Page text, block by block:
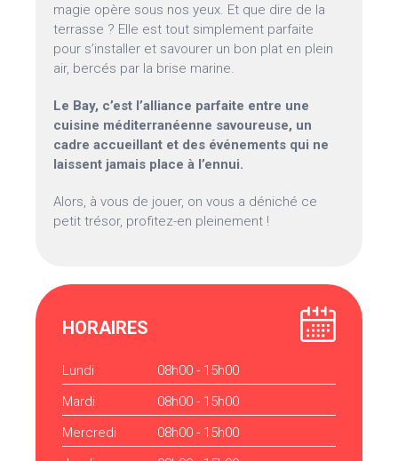
magie opère sous nos yeux. Et que dire de la
terrasse ? Elle est tout simplement parfaite
pour s’installer et savourer un bon plat en plein
air, bercés par la brise marine.
Le Bay, c’est l’alliance parfaite entre une
cuisine méditerranéenne savoureuse, un
cadre accueillant et des événements qui ne
laissent jamais place à l’ennui.
Alors, à vous de jouer, on vous a déniché ce
petit trésor, profitez-en pleinement !
HORAIRES
Lundi
08h00 - 15h00
Mardi
08h00 - 15h00
Mercredi
08h00 - 15h00